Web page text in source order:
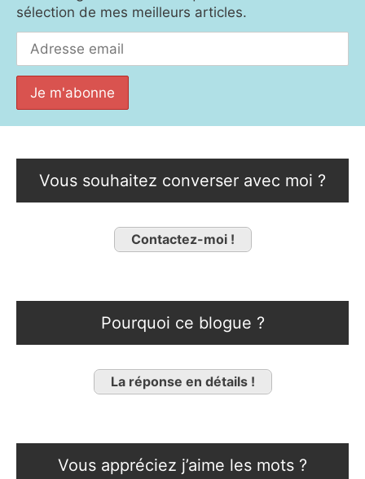
sélection de mes meilleurs articles.
Vous souhaitez converser avec moi ?
Contactez-moi !
Pourquoi ce blogue ?
La réponse en détails !
Vous appréciez j’aime les mots ?